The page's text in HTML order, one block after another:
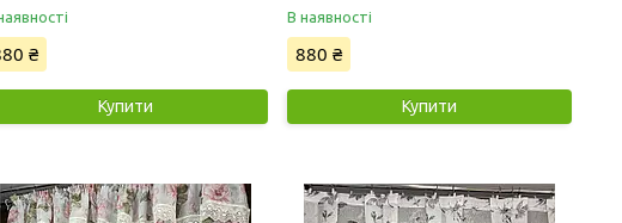
₴
Купити
В наявності
880 ₴
Купити